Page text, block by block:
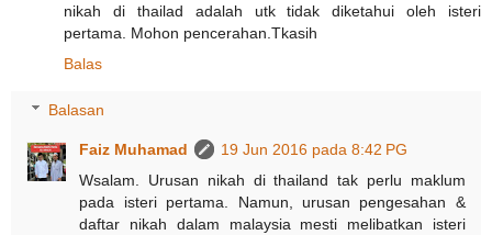
nikah di thailad adalah utk tidak diketahui oleh isteri
pertama. Mohon pencerahan.Tkasih
Balas
Balasan
Faiz Muhamad
19 Jun 2016 pada 8:42 PG
Wsalam. Urusan nikah di thailand tak perlu maklum
pada isteri pertama. Namun, urusan pengesahan &
daftar nikah dalam malaysia mesti melibatkan isteri